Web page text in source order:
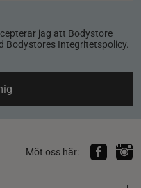
jag att Bodystore
Bodystores Integritetspolicy.
Möt oss här: